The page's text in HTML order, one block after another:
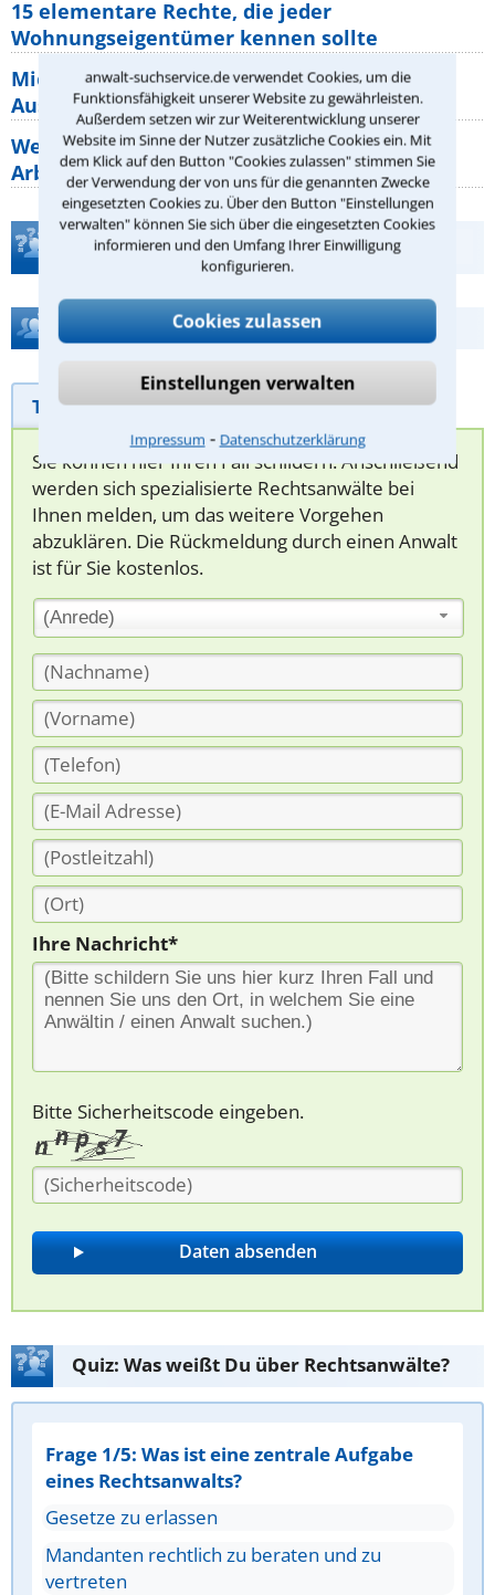
anwalt-suchservice.de verwendet Cookies, um die
Funktionsfähigkeit unserer Website zu gewährleisten.
Außerdem setzen wir zur Weiterentwicklung unserer
Website im Sinne der Nutzer zusätzliche Cookies ein. Mit
dem Klick auf den Button "Cookies zulassen" stimmen Sie
der Verwendung der von uns für die genannten Zwecke
eingesetzten Cookies zu. Über den Button "Einstellungen
verwalten" können Sie sich über die eingesetzten Cookies
informieren und den Umfang Ihrer Einwilligung
konfigurieren.
Cookies zulassen
Einstellungen verwalten
Impressum ⁃ Datenschutzerklärung
15 elementare Rechte, die jeder
Wohnungseigentümer kennen sollte
Mietpreisbremse 2026: Alle Regeln,
Ausnahmen und Rechte für Mieter
Welche Regeln für Teilnahme, Urlaub,
Arbeitszeit gelten beim
Teste Dein Rechtswissen
Hilfe bei Ihrer Anwaltsuche?
Telefonhilfe Beratungsanfrage
Sie können hier Ihren Fall schildern. Anschließend
werden sich spezialisierte Rechtsanwälte bei
Ihnen melden, um das weitere Vorgehen
abzuklären. Die Rückmeldung durch einen Anwalt
ist für Sie kostenlos.
(Anrede)
Ihre Nachricht*
Bitte Sicherheitscode eingeben.
Quiz: Was weißt Du über Rechtsanwälte?
Frage 1/5: Was ist eine zentrale Aufgabe
eines Rechtsanwalts?
Gesetze zu erlassen
Mandanten rechtlich zu beraten und zu
vertreten